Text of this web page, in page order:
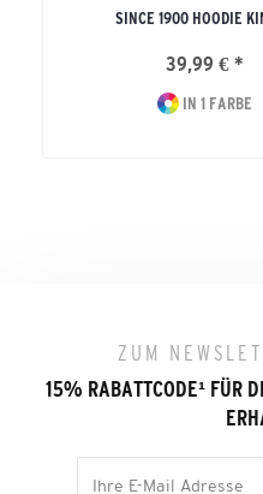
SINCE 1900 HOODIE
39,99 € *
IN 1 FARBE
ZUM
15% RABATTCODE¹ FÜR